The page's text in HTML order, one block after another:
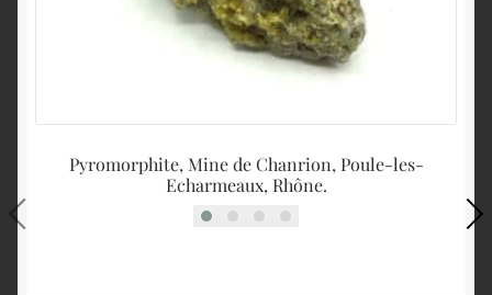
Pyromorphite, Mine de Chanrion, Poule-les-
Echarmeaux, Rhône.